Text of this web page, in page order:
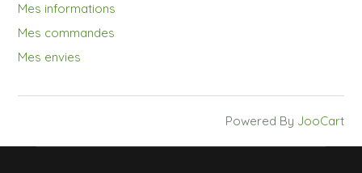
Mes informations
Mes commandes
Mes envies
Powered By JooCart